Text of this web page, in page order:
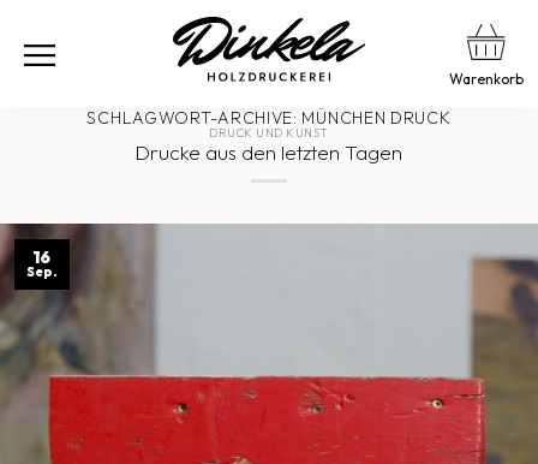
Warenkorb
SCHLAGWORT-ARCHIVE: MÜNCHEN DRUCK
DRUCK UND KUNST
Drucke aus den letzten Tagen
16
Sep.